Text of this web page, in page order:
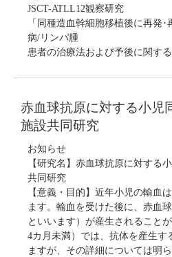
JSCT-ATLL12観察研究
「同種造血幹細胞移植後に再発
病/リンパ腫
患者の治療法および予後に関す
赤血球抗原に対する小児
施設共同研究
お知らせ
【研究名】赤血球抗原に対する
共同研究
【意義・目的】近年小児の輸血
ます。輸血を受けた後に、赤血
といいます）が産生されること
4カ月未満）では、抗体を産生す
ますが、その詳細については明